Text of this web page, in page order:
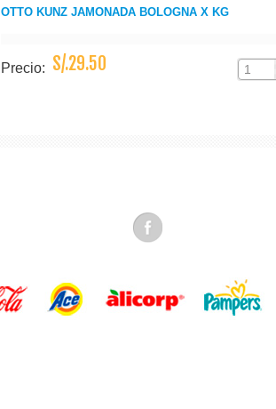
OTTO KUNZ JAMONADA BOLOGNA X KG
Precio: S/.29.50